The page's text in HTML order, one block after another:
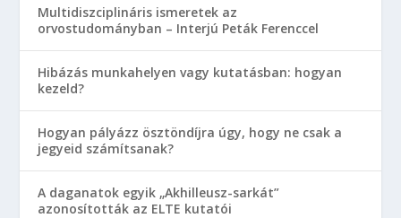
Multidiszciplináris ismeretek az
orvostudományban – Interjú Peták Ferenccel
Hibázás munkahelyen vagy kutatásban: hogyan
kezeld?
Hogyan pályázz ösztöndíjra úgy, hogy ne csak a
jegyeid számítsanak?
A daganatok egyik „Akhilleusz-sarkát”
azonosították az ELTE kutatói